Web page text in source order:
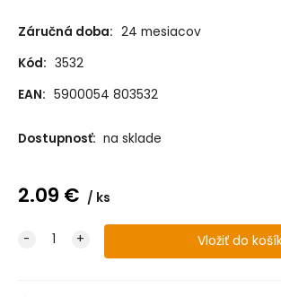
Záručná doba: 24 mesiacov
Kód: 3532
EAN: 5900054 803532
Dostupnosť: na sklade
2.09 € ks